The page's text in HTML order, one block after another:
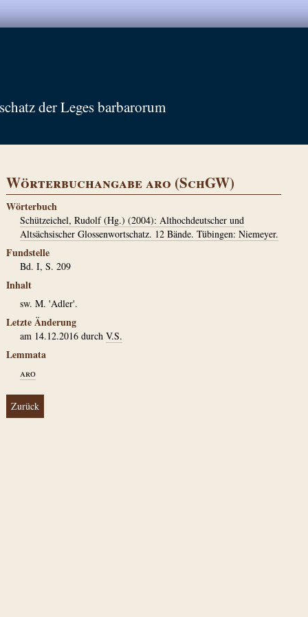
der Leges barbarorum
Wörterbuchangabe aro (SchGW)
Wörterbuch
Schützeichel, Rudolf (Hg.) (2004): Althochdeutscher und
Altsächsischer Glossenwortschatz. 12 Bände. Tübingen: Niemeyer.
Fundstelle
Bd. I, S. 209
Inhalt
sw. M. 'Adler'.
Letzte Änderung
am 14.12.2016 durch V.S.
Lemmata
aro
Zurück